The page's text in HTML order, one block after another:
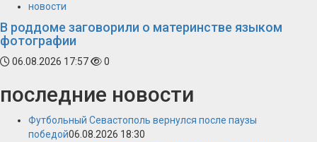
новости
В роддоме заговорили о материнстве языком
фотографии
06.08.2026 17:57 0
последние новости
Футбольный Севастополь вернулся после паузы
победой06.08.2026 18:30